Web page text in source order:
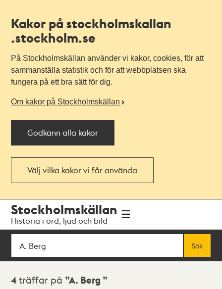
Kakor på stockholmskallan
.stockholm.se
På Stockholmskällan använder vi kakor, cookies, för att
sammanställa statistik och för att webbplatsen ska
fungera på ett bra sätt för dig.
Om kakor på Stockholmskällan
Godkänn alla kakor
Välj vilka kakor vi får använda
navigationen
huvudinnehållet
Stockholmskällan
Historia i ord, ljud och bild
Sök
Sök
Sökresultat
4 träffar på A. Berg